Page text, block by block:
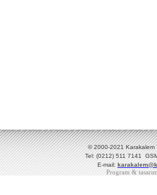
© 2000-2021 Karakalem
Tel: (0212) 511 7141
E-mail:
Program &